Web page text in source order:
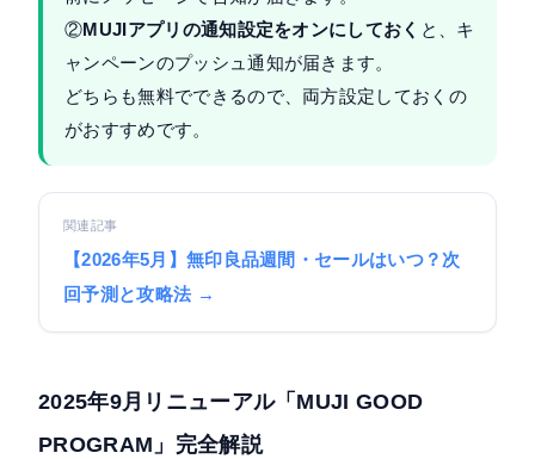
②MUJIアプリの通知設定をオンにしておく と、キ
ャンペーンのプッシュ通知が届きます。
どちらも無料でできるので、両方設定しておくの
がおすすめです。
関連記事
【2026年5月】無印良品週間・セールはいつ？次
回予測と攻略法 →
2025年9月リニューアル「MUJI GOOD
PROGRAM」完全解説